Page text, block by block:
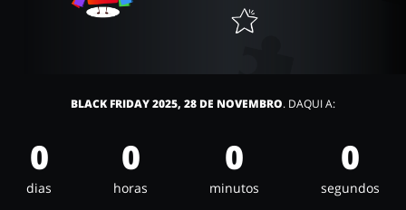
Papelaria e Livros Comida e Alimentação
Promoções
BLACK FRIDAY 2025, 28 DE NOVEMBRO. DAQUI A:
0
dias
0
horas
0
minutos
0
segundos